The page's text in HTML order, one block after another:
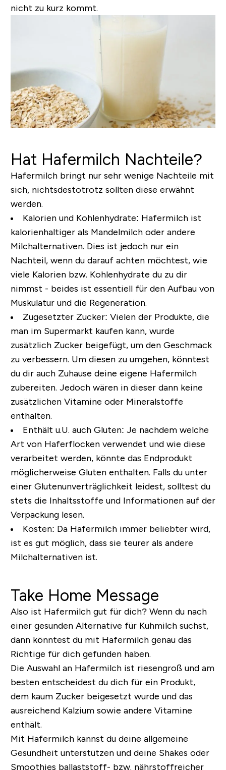
nicht zu kurz kommt.
Hat Hafermilch Nachteile?
Hafermilch bringt nur sehr wenige Nachteile mit
sich, nichtsdestotrotz sollten diese erwähnt
werden.
Kalorien und Kohlenhydrate: Hafermilch ist
kalorienhaltiger als Mandelmilch oder andere
Milchalternativen. Dies ist jedoch nur ein
Nachteil, wenn du darauf achten möchtest, wie
viele Kalorien bzw. Kohlenhydrate du zu dir
nimmst - beides ist essentiell für den Aufbau von
Muskulatur und die Regeneration.
Zugesetzter Zucker: Vielen der Produkte, die
man im Supermarkt kaufen kann, wurde
zusätzlich Zucker beigefügt, um den Geschmack
zu verbessern. Um diesen zu umgehen, könntest
du dir auch Zuhause deine eigene Hafermilch
zubereiten. Jedoch wären in dieser dann keine
zusätzlichen Vitamine oder Mineralstoffe
enthalten.
Enthält u.U. auch Gluten: Je nachdem welche
Art von Haferflocken verwendet und wie diese
verarbeitet werden, könnte das Endprodukt
möglicherweise Gluten enthalten. Falls du unter
einer Glutenunverträglichkeit leidest, solltest du
stets die Inhaltsstoffe und Informationen auf der
Verpackung lesen.
Kosten: Da Hafermilch immer beliebter wird,
ist es gut möglich, dass sie teurer als andere
Milchalternativen ist.
Take Home Message
Also ist Hafermilch gut für dich? Wenn du nach
einer gesunden Alternative für Kuhmilch suchst,
dann könntest du mit Hafermilch genau das
Richtige für dich gefunden haben.
Die Auswahl an Hafermilch ist riesengroß und am
besten entscheidest du dich für ein Produkt,
dem kaum Zucker beigesetzt wurde und das
ausreichend Kalzium sowie andere Vitamine
enthält.
Mit Hafermilch kannst du deine allgemeine
Gesundheit unterstützen und deine Shakes oder
Smoothies ballaststoff- bzw. nährstoffreicher